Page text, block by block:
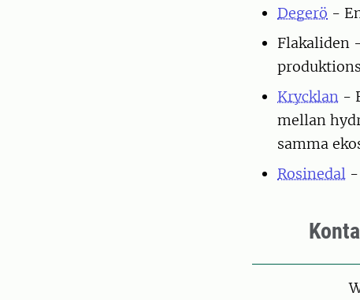
Degerö -
Flakaliden
Krycklan -
mellan
samma
Rosinedal -